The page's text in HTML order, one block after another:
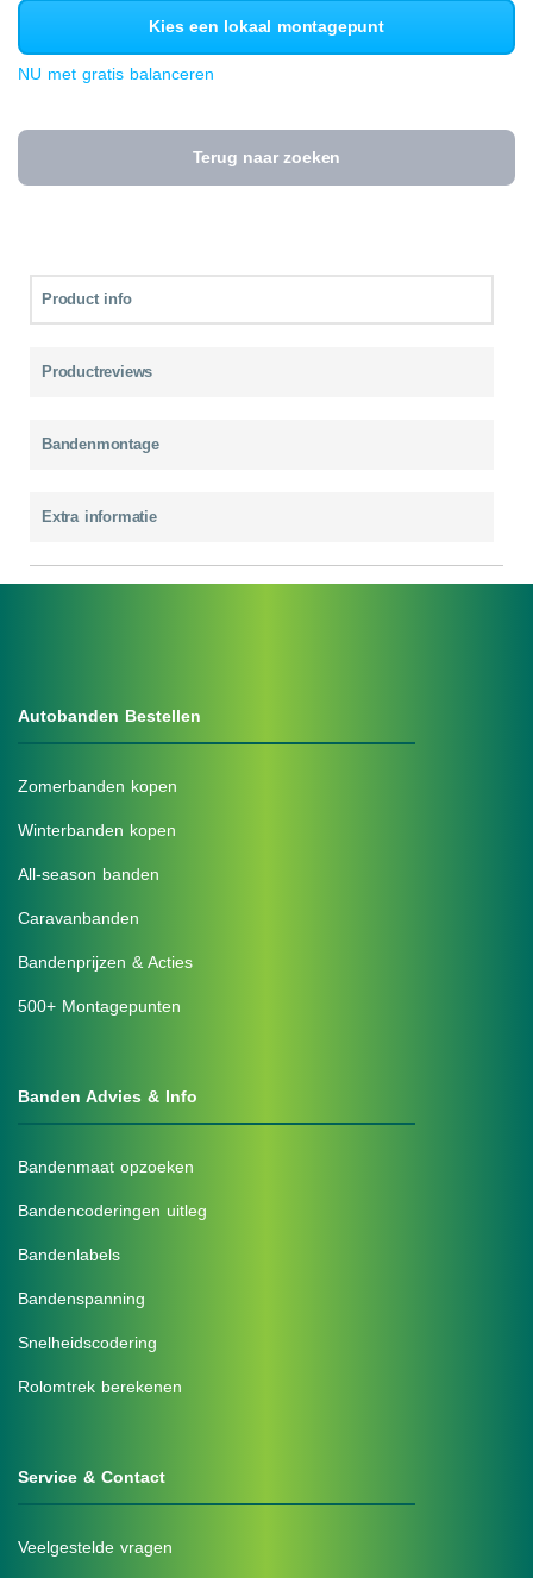
Kies een lokaal montagepunt
NU met gratis balanceren
Terug naar zoeken
Product info
Productreviews
Bandenmontage
Extra informatie
Autobanden Bestellen
Zomerbanden kopen
Winterbanden kopen
All-season banden
Caravanbanden
Bandenprijzen & Acties
500+ Montagepunten
Banden Advies & Info
Bandenmaat opzoeken
Bandencoderingen uitleg
Bandenlabels
Bandenspanning
Snelheidscodering
Rolomtrek berekenen
Service & Contact
Veelgestelde vragen